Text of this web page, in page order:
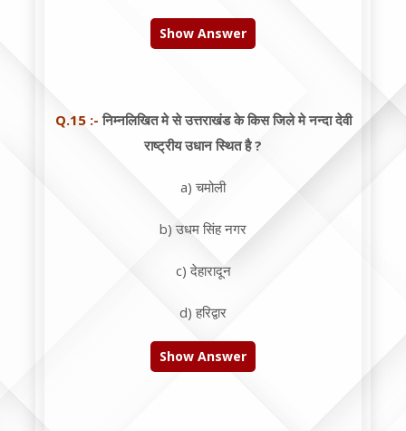
Show Answer
Q.15 :- निम्नलिखित मे से उत्तराखंड के किस जिले मे नन्दा देवी
राष्ट्रीय उधान स्थित है ?
a) चमोली
b) उधम सिंह नगर
c) देहारादून
d) हरिद्वार
Show Answer